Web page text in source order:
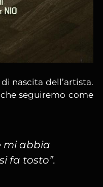
nascita dell’artista.
seguiremo come
mi abbia
fa tosto”.